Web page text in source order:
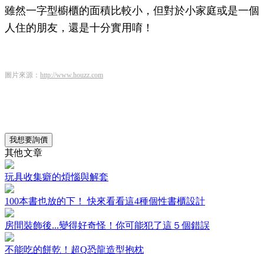
雖然一字型櫥櫃的面積比較小，但對於小家庭或是一個
人住的朋友，還是十分實用唷！
圖片來源： http://www.houzz.com
我想要詢價
其他文章
玩具收集癖的煩惱與解套
100本書也放的下！ 快來看看這4種個性書櫃設計
房間裝飾後...變得好奇怪！你可能犯了這５個錯誤
不能吃的餅乾！超Q恐龍造型抱枕